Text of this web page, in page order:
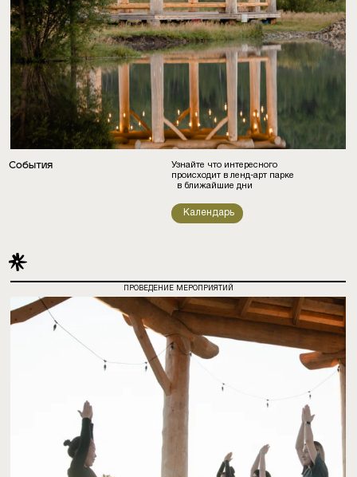
Узнайте что интересного
происходит в ленд-арт парке
в ближайшие дни
События
Календарь
ПРОВЕДЕНИЕ МЕРОПРИЯТИЙ